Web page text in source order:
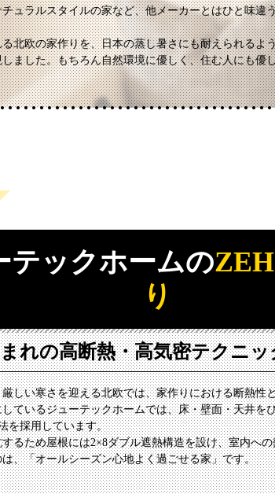
ュラルスタイルの家など、他メーカーとはひと味違
北欧の家作りを、日本の蒸し暑さにも耐えられるよ
ました。もちろん自然環境に優しく、住む人にも優
テックホームのZEH
り
れの高断熱・高気密テクニッ
しい寒さを迎える北欧では、家作りにおける断熱性
ているジューテックホームでは、床・壁面・天井を
を採用しています。
るため屋根には2×8ダブル遮熱構造を設け、室内へ
、「オールシーズン心地よく過ごせる家」です。